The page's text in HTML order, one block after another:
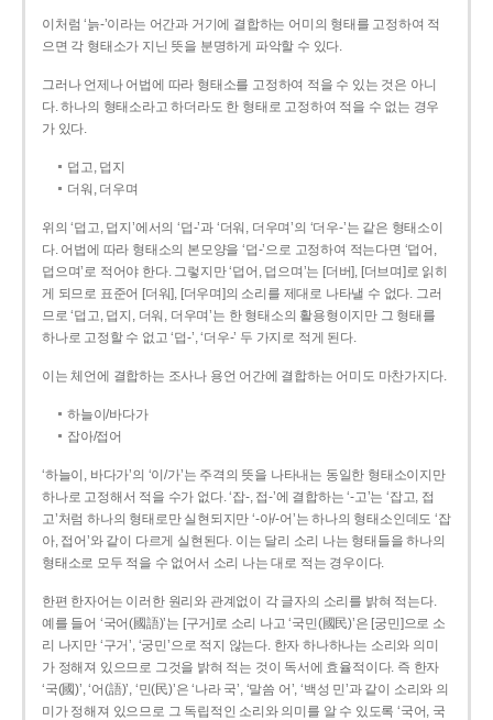
이처럼 ‘늙-­’이라는 어간과 거기에 결합하는 어미의 형태를 고정하여 적
으면 각 형태소가 지닌 뜻을 분명하게 파악할 수 있다.
그러나 언제나 어법에 따라 형태소를 고정하여 적을 수 있는 것은 아니
다. 하나의 형태소라고 하더라도 한 형태로 고정하여 적을 수 없는 경우
가 있다.
덥고, 덥지
더워, 더우며
위의 ‘덥고, 덥지’에서의 ‘덥-­’과 ‘더워, 더우며’의 ‘더우-­’는 같은 형태소이
다. 어법에 따라 형태소의 본모양을 ‘덥-­’으로 고정하여 적는다면 ‘덥어,
덥으며’로 적어야 한다. 그렇지만 ‘덥어, 덥으며’는 [더버], [더브며]로 읽히
게 되므로 표준어 [더워], [더우며]의 소리를 제대로 나타낼 수 없다. 그러
므로 ‘덥고, 덥지, 더워, 더우며’는 한 형태소의 활용형이지만 그 형태를
하나로 고정할 수 없고 ‘덥-’, ‘더우-’ 두 가지로 적게 된다.
이는 체언에 결합하는 조사나 용언 어간에 결합하는 어미도 마찬가지다.
하늘이/바다가
잡아/접어
‘하늘이, 바다가’의 ‘이/가’는 주격의 뜻을 나타내는 동일한 형태소이지만
하나로 고정해서 적을 수가 없다. ‘잡-, 접-’에 결합하는 ‘-고’는 ‘잡고, 접
고’처럼 하나의 형태로만 실현되지만 ‘-아/-어’는 하나의 형태소인데도 ‘잡
아, 접어’와 같이 다르게 실현된다. 이는 달리 소리 나는 형태들을 하나의
형태소로 모두 적을 수 없어서 소리 나는 대로 적는 경우이다.
한편 한자어는 이러한 원리와 관계없이 각 글자의 소리를 밝혀 적는다.
예를 들어 ‘국어(國語)’는 [구거]로 소리 나고 ‘국민(國民)’은 [궁민]으로 소
리 나지만 ‘구거’, ‘궁민’으로 적지 않는다. 한자 하나하나는 소리와 의미
가 정해져 있으므로 그것을 밝혀 적는 것이 독서에 효율적이다. 즉 한자
‘국(國)’, ‘어(語)’, ‘민(民)’은 ‘나라 국’, ‘말씀 어’, ‘백성 민’과 같이 소리와 의
미가 정해져 있으므로 그 독립적인 소리와 의미를 알 수 있도록 ‘국어, 국